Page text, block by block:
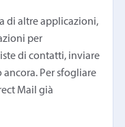
di altre applicazioni,
per
di contatti, inviare
Per sfogliare
Mail già